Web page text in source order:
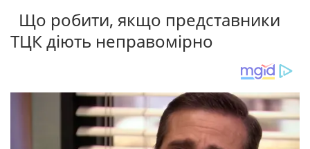
Що робити, якщо представники
ТЦК діють неправомірно